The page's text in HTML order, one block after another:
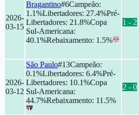
2026-
03-15
Bragantino#6Campeão:
1.1%Libertadores: 27.4%Pré-
Libertadores: 21.8%Copa
Sul-Americana:
40.1%Rebaixamento: 1.5%
1 - 2
2026-
03-12
São Paulo#13Campeão:
0.1%Libertadores: 6.4%Pré-
Libertadores: 10.1%Copa
Sul-Americana:
44.7%Rebaixamento: 11.5%
2 - 0